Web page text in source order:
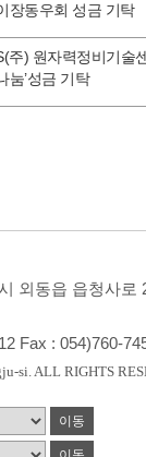
장동우회 성금 기탁
주) 원자력정비기술
눔’성금 기탁
외동읍 읍청사로
Fax : 054)760-
si. ALL RIGHTS